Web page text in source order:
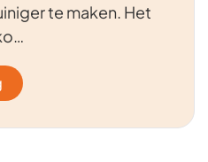
te maken. Het